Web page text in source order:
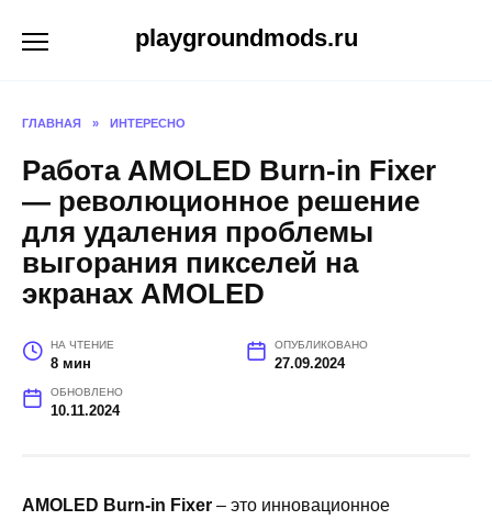
playgroundmods.ru
ГЛАВНАЯ » ИНТЕРЕСНО
Работа AMOLED Burn-in Fixer
— революционное решение
для удаления проблемы
выгорания пикселей на
экранах AMOLED
НА ЧТЕНИЕ
8 мин
ОПУБЛИКОВАНО
27.09.2024
ОБНОВЛЕНО
10.11.2024
AMOLED Burn-in Fixer – это инновационное